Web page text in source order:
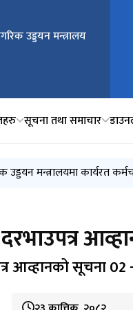
उड्डयन मन्त्रालय
सूचना तथा समाचार
पुरातात्त्विक स्थल वरपर
उड्डयन मन्त्रालयमा कार्यरत
क्षति भए जानकारी
स्वीकृत गर्ने आशयको सूचना नं
आव्हानको सूचना